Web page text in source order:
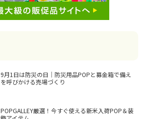
9月1日は防災の日｜防災用品POPと募金箱で備え
を呼びかける売場づくり
POPGALLEY厳選！今すぐ使える新米入荷POP＆装